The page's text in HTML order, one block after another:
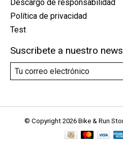
Descargo de responsabilidad
Política de privacidad
Test
Suscribete a nuestro
© Copyright 2026 Bike & Run